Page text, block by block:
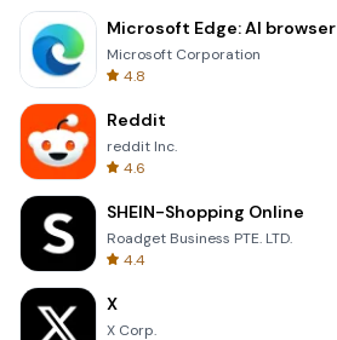
Microsoft Edge: AI browser
Microsoft Corporation
4.8
Reddit
reddit Inc.
4.6
SHEIN-Shopping Online
Roadget Business PTE. LTD.
4.4
X
X Corp.